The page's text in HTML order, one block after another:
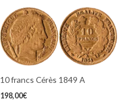
10 francs Cérès 1849 A
198,00€